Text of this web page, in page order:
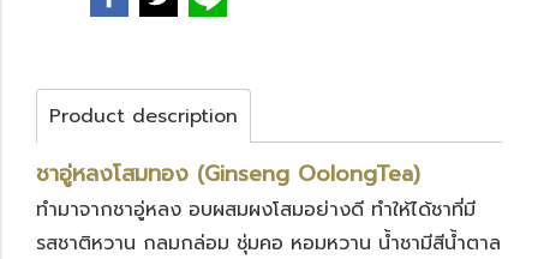
Product description
ชาอู่หลงโสมทอง (Ginseng OolongTea)
ทำมาจากชาอู่หลง อบผสมผงโสมอย่างดี ทำให้ได้ชาที่มี
รสชาติหวาน กลมกล่อม ชุ่มคอ หอมหวาน น้ำชามีสีน้ำตาล